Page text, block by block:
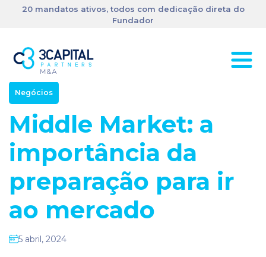
20 mandatos ativos, todos com dedicação direta do
Fundador
Negócios
Middle Market: a
importância da
preparação para ir
ao mercado
5 abril, 2024